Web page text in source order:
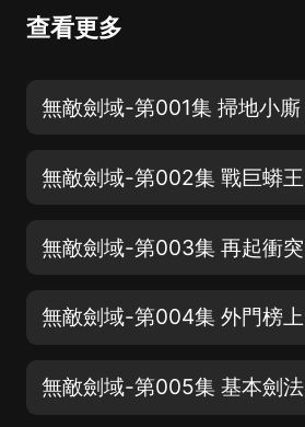
查看更多
無敵劍域-第003集 再起衝突
無敵劍域-第004集 外門榜上
無敵劍域-第005集 基本劍法